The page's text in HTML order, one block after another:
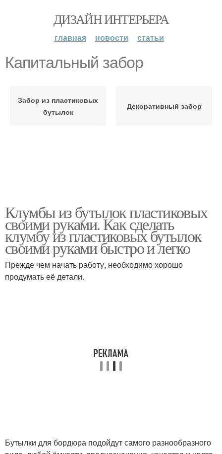
ДИЗАЙН ИНТЕРЬЕРА
главная новости статьи
Капитальный забор
Забор из пластиковых
бутылок
Декоративный забор
Клумбы из бутылок пластиковых
своими руками. Как сделать
клумбу из пластиковых бутылок
своими руками быстро и легко
Прежде чем начать работу, необходимо хорошо
продумать её детали.
Бутылки для бордюра подойдут самого разнообразного